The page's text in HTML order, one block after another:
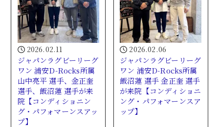
2026.02.11
ジャパンラグビーリーグ
ワン 浦安D-Rocks所属
山中亮平 選手、金正奎
選手、飯沼蓮 選手が来
院【コンディショニン
グ・パフォマーンスアッ
プ】
2026.02.06
ジャパンラグビーリーグ
ワン 浦安D-Rocks所属
飯沼蓮 選手 金正奎 選手
が来院【コンディショニ
ング・パフォマーンスア
ップ】